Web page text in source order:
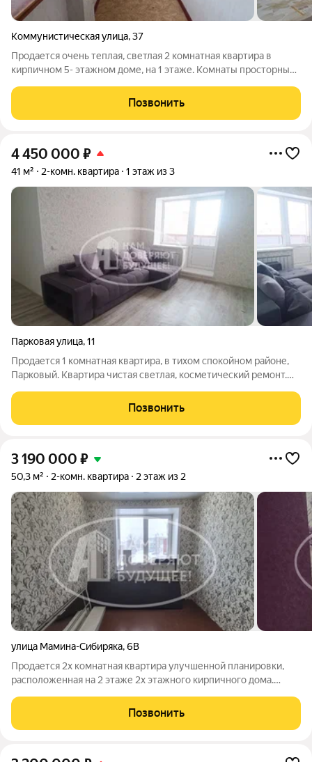
Коммунистическая улица,37
Продается очень теплая, светлая 2 комнатная квартира в
кирпичном 5- этажном доме, на 1 этаже. Комнаты просторные.
подъезд, доброжелательные соседи. Хороший развитый
район. Рядом поликлиника,
Позвонить
4 450 000 ₽
41 м² 2-комн. квартира 1 этаж из 3
Парковая улица,11
Продается 1 комнатная квартира, в тихом спокойном районе,
Парковый. Квартира чистая светлая, косметический ремонт.
Рядом новая школа и все, что необходимо для жизни.
Позвонить
3 190 000 ₽
50,3 м² 2-комн. квартира 2 этаж из 2
улица Мамина-Сибиряка,6В
Продается 2х комнатная квартира улучшенной планировки,
расположенная на 2 этаже 2х этажного кирпичного дома.
комнаты, большая кухня, раздельный санузел, кладовая,
большая застекленная стеклопакетами
Позвонить